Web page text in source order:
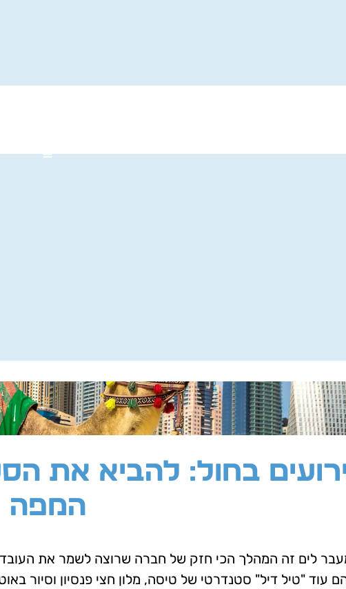
בחול: להביא את
המפה
לים זה המהלך הכי חזק של חברה שרוצה לשמר את
עוד "טיל דיל" סטנדרטי של טיסה, מלון חצי פנסיון וסיור